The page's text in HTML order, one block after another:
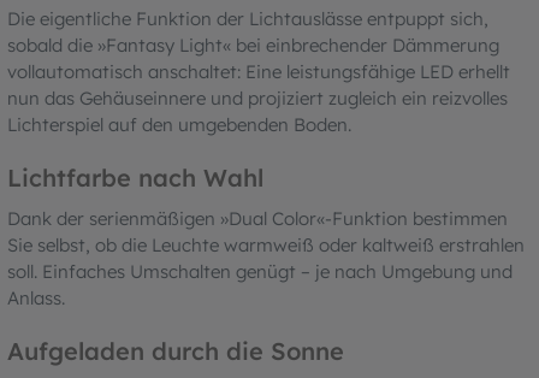
Die eigentliche Funktion der Lichtauslässe entpuppt sich,
sobald die »Fantasy Light« bei einbrechender Dämmerung
vollautomatisch anschaltet: Eine leistungsfähige LED erhellt
nun das Gehäuseinnere und projiziert zugleich ein reizvolles
Lichterspiel auf den umgebenden Boden.
Lichtfarbe nach Wahl
Dank der serienmäßigen »Dual Color«-Funktion bestimmen
Sie selbst, ob die Leuchte warmweiß oder kaltweiß erstrahlen
soll. Einfaches Umschalten genügt – je nach Umgebung und
Anlass.
Aufgeladen durch die Sonne